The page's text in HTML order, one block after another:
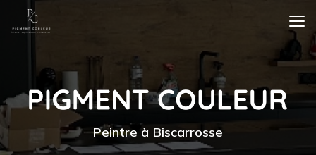
contenu
Peintre à Biscarrosse